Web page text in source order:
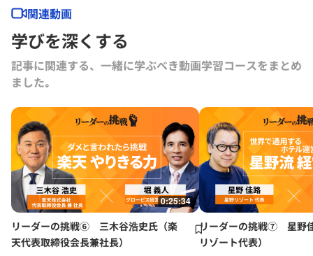
akippa、アグリメディア、FLYWHEEL、リノベる。、tebiki、セイビ
ー、ナレッジワーク、TEARASSなど。
同社以前は、経営コンサルティング会社（現PwC）にて、プロジェク
トマネジャーを歴任。東京大学法学部卒。
関連動画
学びを深くする
記事に関連する、一緒に学ぶべき動画学習コースをまとめ
ました｡
0:25:34
リーダーの挑戦⑥ 三木谷浩史氏（楽
天代表取締役会長兼社長）
リーダーの挑戦⑦ 星野
リゾート代表）